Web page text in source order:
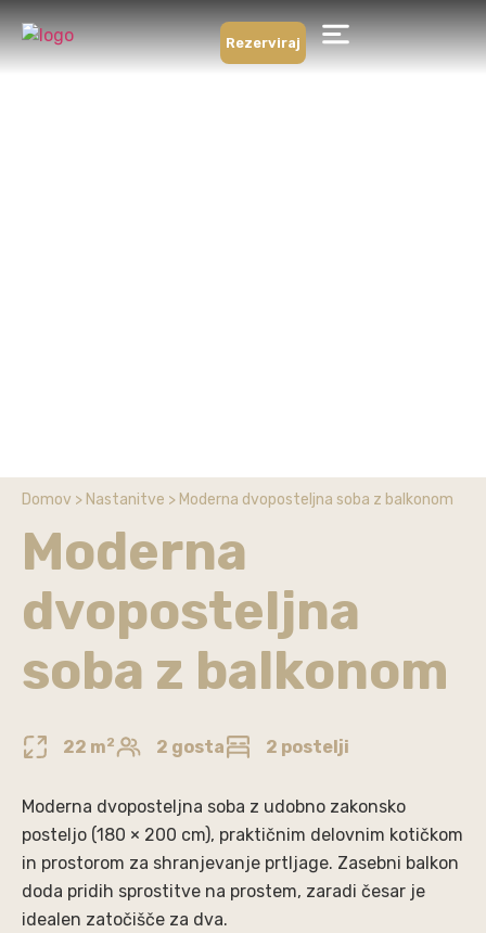
Rezerviraj
Domov > Nastanitve > Moderna dvoposteljna soba z balkonom
Moderna
dvoposteljna
soba z balkonom
22 m2 2 gosta 2 postelji
Moderna dvoposteljna soba z udobno zakonsko
posteljo (180 × 200 cm), praktičnim delovnim kotičkom
in prostorom za shranjevanje prtljage. Zasebni balkon
doda pridih sprostitve na prostem, zaradi česar je
idealen zatočišče za dva.